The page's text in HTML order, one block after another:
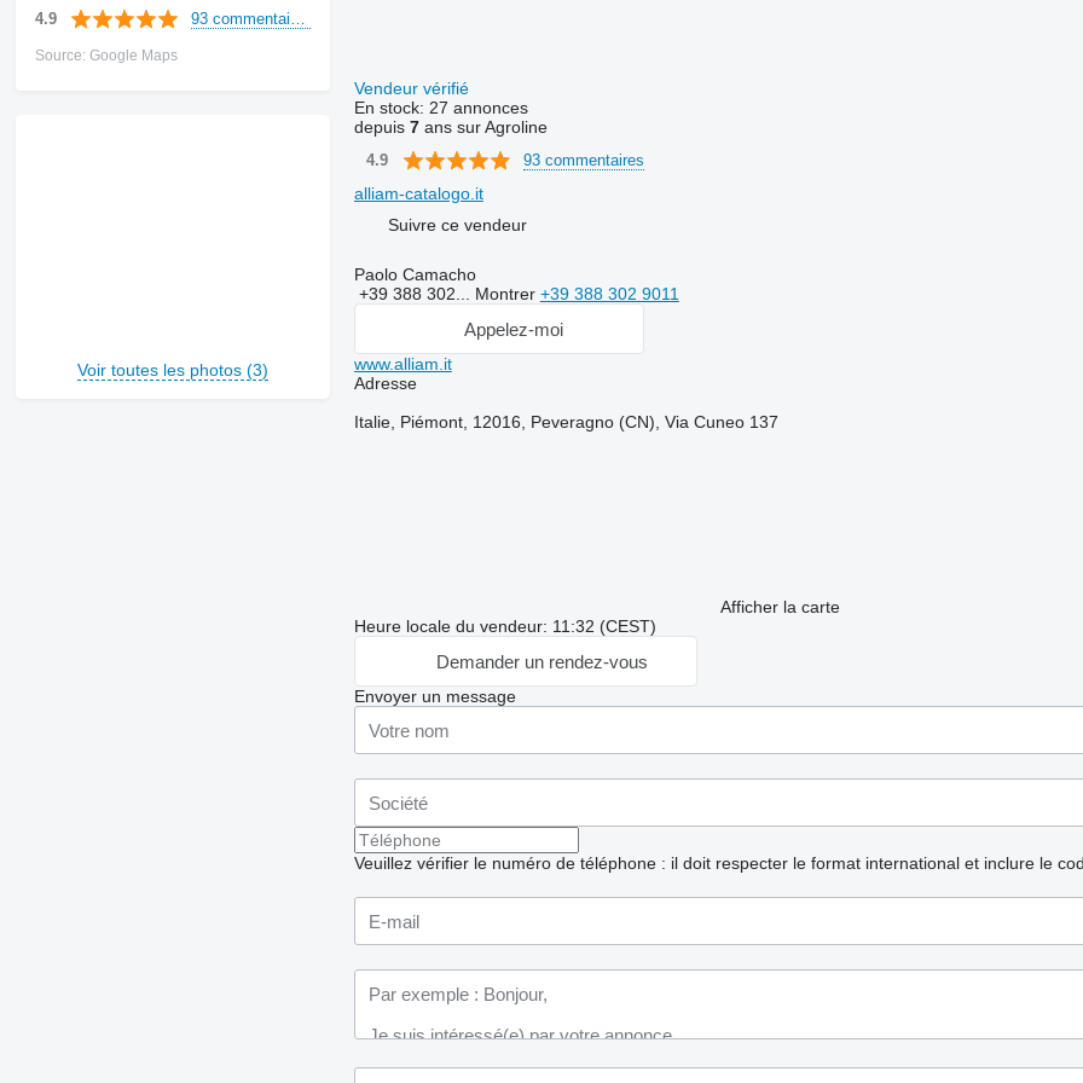
4.9
Source: Google Maps
Voir toutes les photos (3)
Vendeur vérifié
En stock: 27 annonces
depuis 7ans sur Agroline
4.9 93 commentaires
alliam-catalogo.it
Suivre ce vendeur
Paolo Camacho
+39 388 302... Montrer +39 388 302 9011
Appelez-moi
www.alliam.it
Adresse
Italie, Piémont, 12016, Peveragno (CN), Via Cuneo 137
Afficher la carte
Heure locale du vendeur: 11:32 (CEST)
Demander un rendez-vous
Envoyer un message
Veuillez vérifier le numéro de téléphone : il doit respecter le format international et inclure le